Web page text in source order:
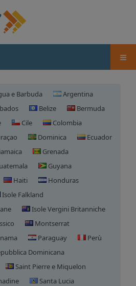
≡
e Barbuda
Argentina
Belize
Bermuda
Cile
Colombia
Dominica
Ecuador
Grenada
Guyana
Haiti
Honduras
Isole Falkland
Isole Vergini Britanniche
Montserrat
Paraguay
Perù
Dominicana
Saint Pierre e Miquelon
Santa Lucia